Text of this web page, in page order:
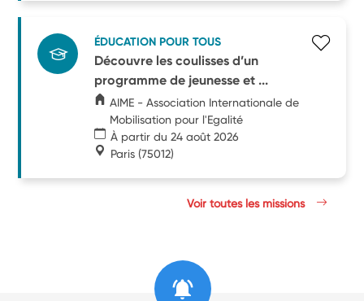
ÉDUCATION POUR TOUS
Découvre les coulisses d’un
programme de jeunesse et ...
AIME - Association Internationale de
Mobilisation pour l'Egalité
À partir du 24 août 2026
Paris (75012)
Voir toutes les missions